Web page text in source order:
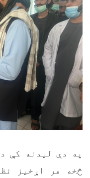
په دې لیدنه کې
څخه هر اړخیز